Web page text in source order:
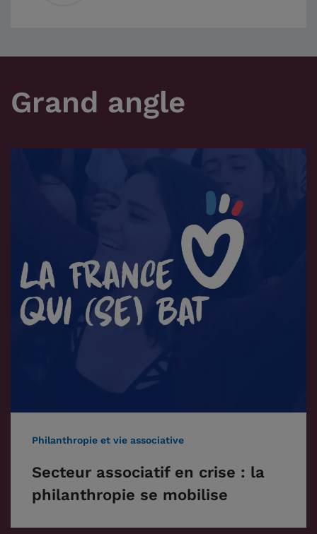
Grand angle
Philanthropie et vie associative
Secteur associatif en crise : la
philanthropie se mobilise